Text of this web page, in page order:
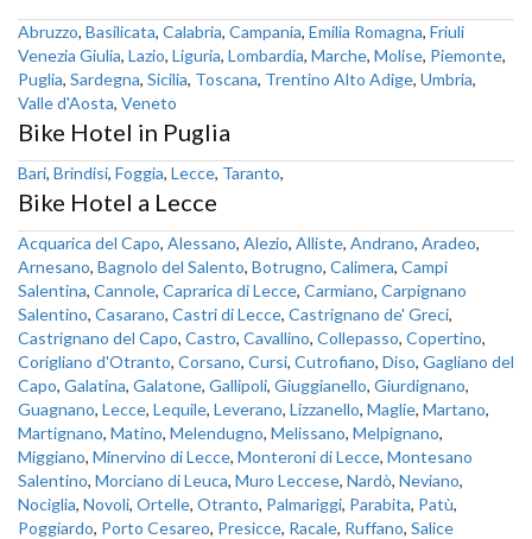
Abruzzo, Basilicata, Calabria, Campania, Emilia Romagna, Friuli
Venezia Giulia, Lazio, Liguria, Lombardia, Marche, Molise, Piemonte,
Puglia, Sardegna, Sicilia, Toscana, Trentino Alto Adige, Umbria,
Valle d'Aosta, Veneto
Bike Hotel in Puglia
Bari, Brindisi, Foggia, Lecce, Taranto,
Bike Hotel a Lecce
Acquarica del Capo, Alessano, Alezio, Alliste, Andrano, Aradeo,
Arnesano, Bagnolo del Salento, Botrugno, Calimera, Campi
Salentina, Cannole, Caprarica di Lecce, Carmiano, Carpignano
Salentino, Casarano, Castri di Lecce, Castrignano de' Greci,
Castrignano del Capo, Castro, Cavallino, Collepasso, Copertino,
Corigliano d'Otranto, Corsano, Cursi, Cutrofiano, Diso, Gagliano del
Capo, Galatina, Galatone, Gallipoli, Giuggianello, Giurdignano,
Guagnano, Lecce, Lequile, Leverano, Lizzanello, Maglie, Martano,
Martignano, Matino, Melendugno, Melissano, Melpignano,
Miggiano, Minervino di Lecce, Monteroni di Lecce, Montesano
Salentino, Morciano di Leuca, Muro Leccese, Nardò, Neviano,
Nociglia, Novoli, Ortelle, Otranto, Palmariggi, Parabita, Patù,
Poggiardo, Porto Cesareo, Presicce, Racale, Ruffano, Salice